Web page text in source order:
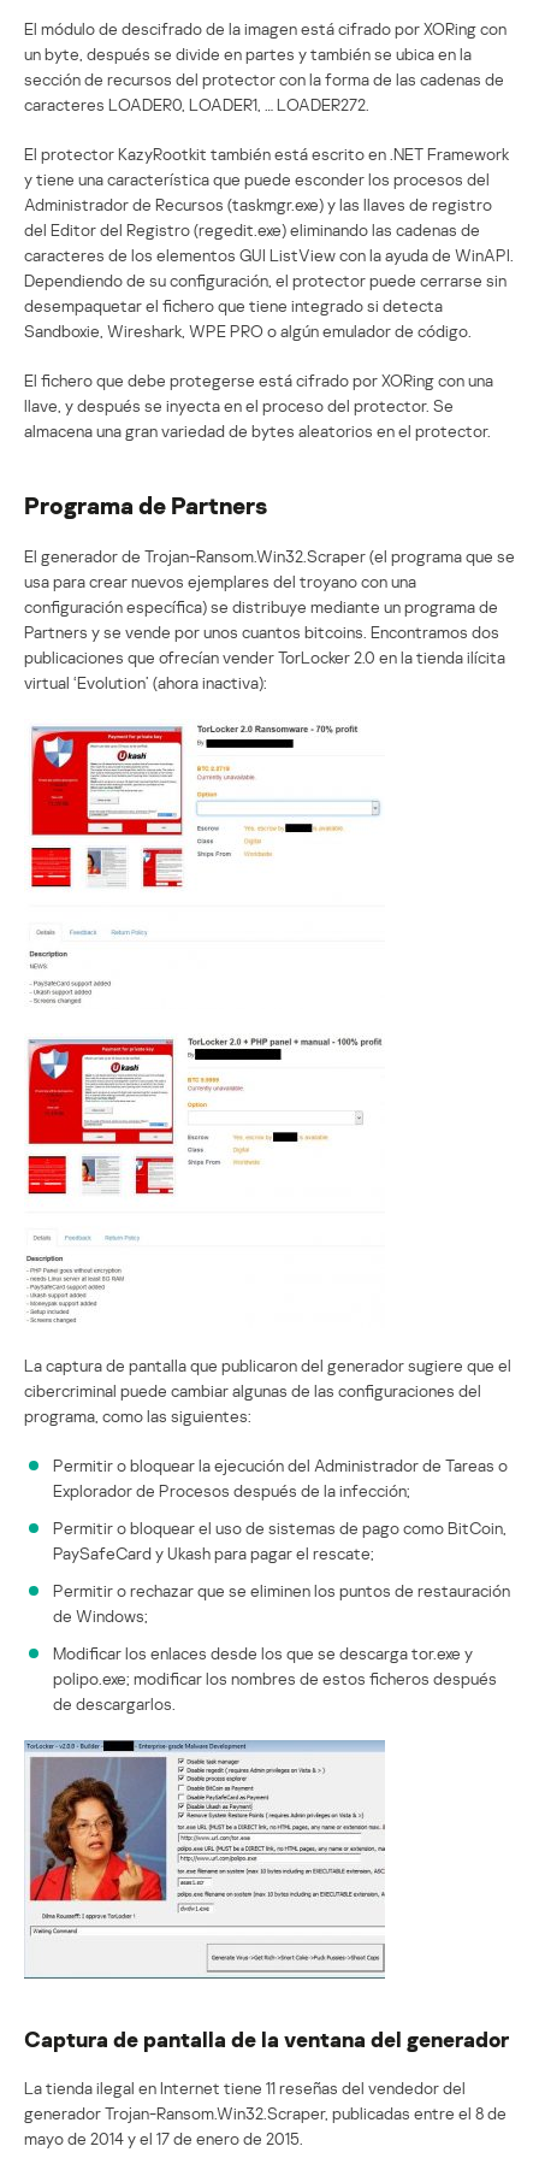
El módulo de descifrado de la imagen está cifrado por XORing con
un byte, después se divide en partes y también se ubica en la
sección de recursos del protector con la forma de las cadenas de
caracteres LOADER0, LOADER1, … LOADER272.
El protector KazyRootkit también está escrito en .NET Framework
y tiene una característica que puede esconder los procesos del
Administrador de Recursos (taskmgr.exe) y las llaves de registro
del Editor del Registro (regedit.exe) eliminando las cadenas de
caracteres de los elementos GUI ListView con la ayuda de WinAPI.
Dependiendo de su configuración, el protector puede cerrarse sin
desempaquetar el fichero que tiene integrado si detecta
Sandboxie, Wireshark, WPE PRO o algún emulador de código.
El fichero que debe protegerse está cifrado por XORing con una
llave, y después se inyecta en el proceso del protector. Se
almacena una gran variedad de bytes aleatorios en el protector.
Programa de Partners
El generador de Trojan-Ransom.Win32.Scraper (el programa que se
usa para crear nuevos ejemplares del troyano con una
configuración específica) se distribuye mediante un programa de
Partners y se vende por unos cuantos bitcoins. Encontramos dos
publicaciones que ofrecían vender TorLocker 2.0 en la tienda ilícita
virtual ‘Evolution’ (ahora inactiva):
La captura de pantalla que publicaron del generador sugiere que el
cibercriminal puede cambiar algunas de las configuraciones del
programa, como las siguientes:
Permitir o bloquear la ejecución del Administrador de Tareas o
Explorador de Procesos después de la infección;
Permitir o bloquear el uso de sistemas de pago como BitCoin,
PaySafeCard y Ukash para pagar el rescate;
Permitir o rechazar que se eliminen los puntos de restauración
de Windows;
Modificar los enlaces desde los que se descarga tor.exe y
polipo.exe; modificar los nombres de estos ficheros después
de descargarlos.
Captura de pantalla de la ventana del generador
La tienda ilegal en Internet tiene 11 reseñas del vendedor del
generador Trojan-Ransom.Win32.Scraper, publicadas entre el 8 de
mayo de 2014 y el 17 de enero de 2015.